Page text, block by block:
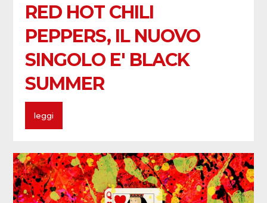
RED HOT CHILI
PEPPERS, IL NUOVO
SINGOLO E' BLACK
SUMMER
leggi